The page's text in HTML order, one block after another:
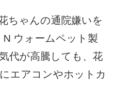
ちゃんの通院嫌いを
ウォームペット製
代が高騰しても、花
エアコンやホットカ